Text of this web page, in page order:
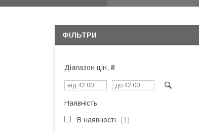
ФІЛЬТРИ
Діапазон цін, ₴
Наявність
В наявності 1